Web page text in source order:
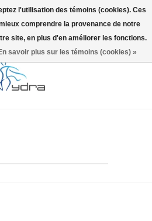
l'utilisation des témoins (cookies). Ces
comprendre la provenance de notre
site, en plus d'en améliorer les fonctions.
savoir plus sur les témoins (cookies) »